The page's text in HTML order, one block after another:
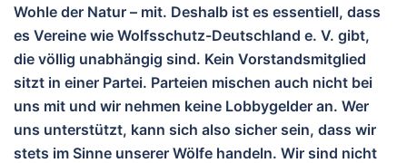
Wohle der Natur – mit. Deshalb ist es essentiell, dass
es Vereine wie Wolfsschutz-Deutschland e. V. gibt,
die völlig unabhängig sind. Kein Vorstandsmitglied
sitzt in einer Partei. Parteien mischen auch nicht bei
uns mit und wir nehmen keine Lobbygelder an. Wer
uns unterstützt, kann sich also sicher sein, dass wir
stets im Sinne unserer Wölfe handeln. Wir sind nicht